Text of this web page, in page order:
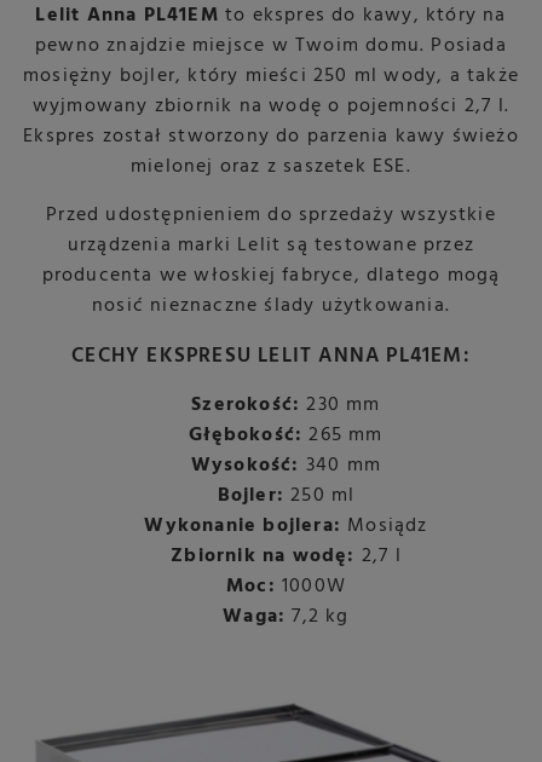
Lelit Anna PL41EM to ekspres do kawy, który na
pewno znajdzie miejsce w Twoim domu. Posiada
mosiężny bojler, który mieści 250 ml wody, a także
wyjmowany zbiornik na wodę o pojemności 2,7 l.
Ekspres został stworzony do parzenia kawy świeżo
mielonej oraz z saszetek ESE.
Przed udostępnieniem do sprzedaży wszystkie
urządzenia marki Lelit są testowane przez
producenta we włoskiej fabryce, dlatego mogą
nosić nieznaczne ślady użytkowania.
CECHY EKSPRESU LELIT ANNA PL41EM:
Szerokość: 230 mm
Głębokość: 265 mm
Wysokość: 340 mm
Bojler: 250 ml
Wykonanie bojlera: Mosiądz
Zbiornik na wodę: 2,7 l
Moc: 1000W
Waga: 7,2 kg